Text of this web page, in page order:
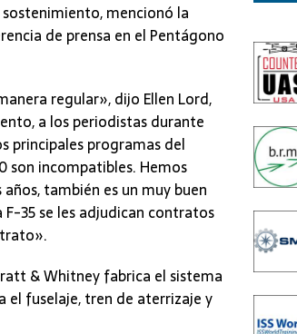
mencionó la
de prensa en el Pentágono
regular», dijo Ellen Lord,
a los periodistas durante
principales programas del
son incompatibles. Hemos
también es un muy buen
35 se les adjudican contratos
& Whitney fabrica el sistema
el fuselaje, tren de aterrizaje y